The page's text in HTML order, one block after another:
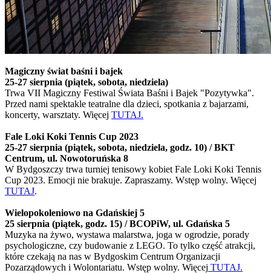
Magiczny świat baśni i bajek
25-27 sierpnia (piątek, sobota, niedziela)
Trwa VII Magiczny Festiwal Świata Baśni i Bajek "Pozytywka".
Przed nami spektakle teatralne dla dzieci, spotkania z bajarzami,
koncerty, warsztaty. Więcej TUTAJ.
Fale Loki Koki Tennis Cup 2023
25-27 sierpnia (piątek, sobota, niedziela, godz. 10) / BKT
Centrum, ul. Nowotoruńska 8
W Bydgoszczy trwa turniej tenisowy kobiet Fale Loki Koki Tennis
Cup 2023. Emocji nie brakuje. Zapraszamy. Wstęp wolny. Więcej
TUTAJ.
Wielopokoleniowo na Gdańskiej 5
25 sierpnia (piątek, godz. 15) / BCOPiW, ul. Gdańska 5
Muzyka na żywo, wystawa malarstwa, joga w ogrodzie, porady
psychologiczne, czy budowanie z LEGO. To tylko część atrakcji,
które czekają na nas w Bydgoskim Centrum Organizacji
Pozarządowych i Wolontariatu. Wstęp wolny. Więcej TUTAJ.